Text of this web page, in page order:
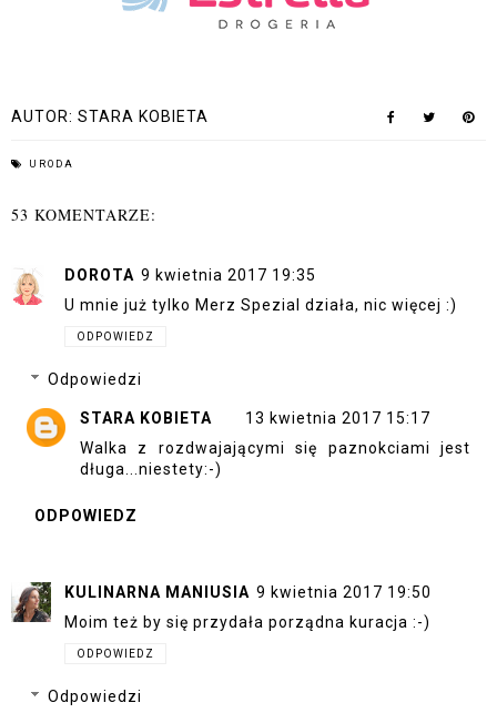
AUTOR: STARA KOBIETA
URODA
53 KOMENTARZE:
DOROTA 9 kwietnia 2017 19:35
U mnie już tylko Merz Spezial działa, nic więcej :)
ODPOWIEDZ
Odpowiedzi
STARA KOBIETA
13 kwietnia 2017 15:17
Walka z rozdwajającymi się paznokciami jest
długa...niestety:-)
ODPOWIEDZ
KULINARNA MANIUSIA 9 kwietnia 2017 19:50
Moim też by się przydała porządna kuracja :-)
ODPOWIEDZ
Odpowiedzi